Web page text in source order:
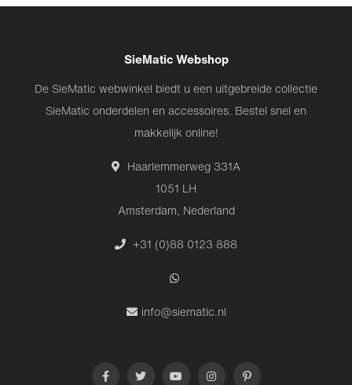
SieMatic Webshop
De SieMatic webwinkel biedt u een uitgebreide collectie
SieMatic onderdelen en accessoires. Bestel snel en
makkelijk online!
Haarlemmerweg 331A
1051 LH
Amsterdam, Nederland
+31 (0)88 0123 888
info@siematic.nl